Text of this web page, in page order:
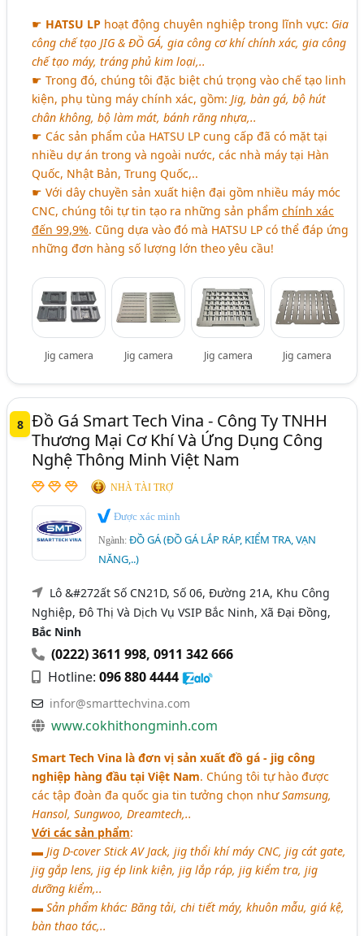
☛ HATSU LP hoạt động chuyên nghiệp trong lĩnh vực: Gia
công chế tạo JIG & ĐỒ GÁ, gia công cơ khí chính xác, gia công
chế tạo máy, tráng phủ kim loại,..
☛ Trong đó, chúng tôi đặc biệt chú trọng vào chế tạo linh
kiện, phụ tùng máy chính xác, gồm: Jig, bàn gá, bộ hút
chân không, bộ làm mát, bánh răng nhựa,..
☛ Các sản phẩm của HATSU LP cung cấp đã có mặt tại
nhiều dự án trong và ngoài nước, các nhà máy tại Hàn
Quốc, Nhật Bản, Trung Quốc,..
☛ Với dây chuyền sản xuất hiện đại gồm nhiều máy móc
CNC, chúng tôi tự tin tạo ra những sản phẩmchính xác
đến 99,9%. Cũng dựa vào đó mà HATSU LP có thể đáp ứng
những đơn hàng số lượng lớn theo yêu cầu!
Jig camera Jig camera Jig camera Jig camera
8 Đồ Gá Smart Tech Vina - Công Ty TNHH
Thương Mại Cơ Khí Và Ứng Dụng Công
Nghệ Thông Minh Việt Nam
NHÀ TÀI TRỢ
Được xác minh
Ngành:ĐỒ GÁ (ĐỒ GÁ LẮP RÁP, KIỂM TRA, VẠN
NĂNG,..)
Lô &#272ất Số CN21D, Số 06, Đường 21A, Khu Công
Nghiệp, Đô Thị Và Dịch Vụ VSIP Bắc Ninh, Xã Đại Đồng,
Bắc Ninh
(0222) 3611 998,0911 342 666
Hotline:096 880 4444
infor@smarttechvina.com
www.cokhithongminh.com
Smart Tech Vina là đơn vị sản xuất đồ gá - jig công
nghiệp hàng đầu tại Việt Nam. Chúng tôi tự hào được
các tập đoàn đa quốc gia tin tưởng chọn nhưSamsung,
Hansol, Sungwoo, Dreamtech,..
Với các sản phẩm:
▬ Jig D-cover Stick AV Jack, jig thổi khí máy CNC, jig cát gate,
jig gắp lens, jig ép link kiện, jig lắp ráp, jig kiểm tra, jig
dưỡng kiểm,..
▬ Sản phẩm khác: Băng tải, chi tiết máy, khuôn mẫu, giá kệ,
bàn thao tác,..